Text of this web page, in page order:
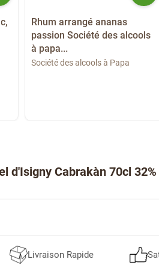
Rhum arrangé ananas
passion Société des alcools
à papa...
Société des alcools à Papa
d'Isigny Cabrakàn 70cl 32%
Livraison Rapide